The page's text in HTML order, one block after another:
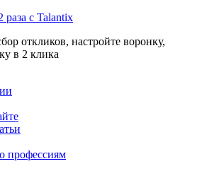
раза с Talantix
откликов, настройте воронку,
в 2 клика
профессиям